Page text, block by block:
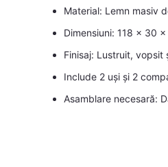
Material: Lemn masiv
Dimensiuni: 118 x 30
Finisaj: Lustruit, vopsit
Include 2 uși și 2
Asamblare necesară: